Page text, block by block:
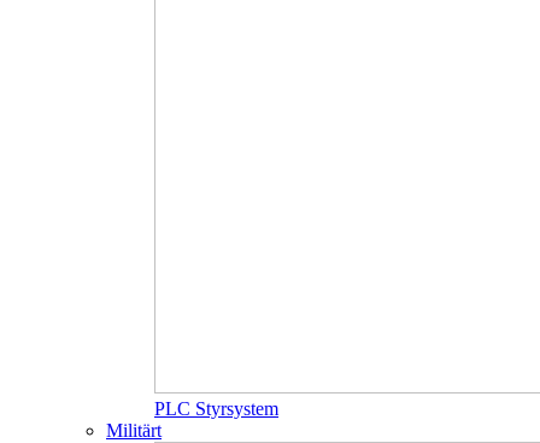
PLC Styrsystem
Militärt